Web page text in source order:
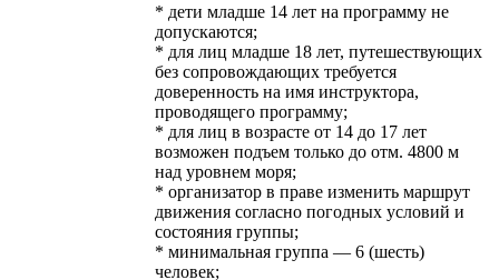
* дети младше 14 лет на программу не
допускаются;
* для лиц младше 18 лет, путешествующих
без сопровождающих требуется
доверенность на имя инструктора,
проводящего программу;
* для лиц в возрасте от 14 до 17 лет
возможен подъем только до отм. 4800 м
над уровнем моря;
* организатор в праве изменить маршрут
движения согласно погодных условий и
состояния группы;
* минимальная группа — 6 (шесть)
человек;